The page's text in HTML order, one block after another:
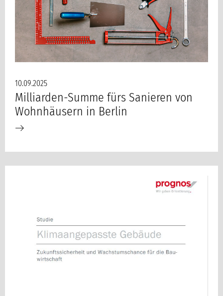
10.09.2025
Milliarden-Summe fürs Sanieren von
Wohnhäusern in Berlin